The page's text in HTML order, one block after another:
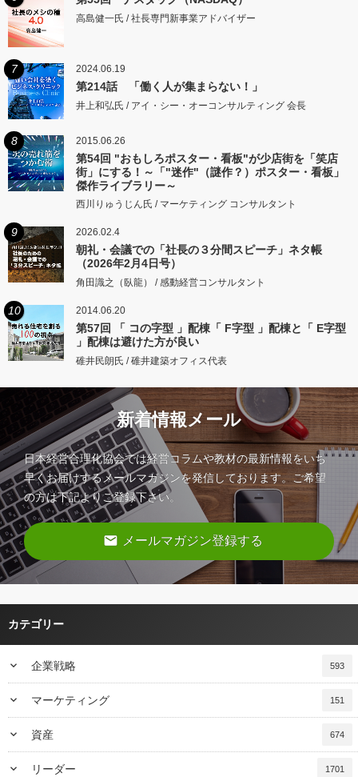
高島健一氏 / 社長専門新事業アドバイザー
7 2024.06.19
第214話 「働く人が集まらない！」
井上和弘氏 / アイ・シー・オーコンサルティング 会長
8 2015.06.26
第54回 "おもしろポスター・看板"が少店街を「笑店
街」にする！～「"迷作"（謎作？）ポスター・看板」
傑作ライブラリー～
西川りゅうじん氏 / マーケティング コンサルタント
9 2026.02.4
朝礼・会議での「社長の３分間スピーチ」ネタ帳
（2026年2月4日号）
角田識之（臥龍） / 感動経営コンサルタント
10 2014.06.20
第57回 「 コの字型 」配棟「 F字型 」配棟と「 E字型
」配棟は避けた方が良い
碓井民朗氏 / 碓井建築オフィス代表
新着情報メール
日本経営合理化協会では経営コラムや教材の最新情報をいち
早くお届けするメールマガジンを発信しております。ご希望
の方は下記よりご登録下さい。
email メールマガジン登録する
カテゴリー
keyboard_arrow_down 企業戦略 593
keyboard_arrow_down マーケティング 151
keyboard_arrow_down 資産 674
keyboard_arrow_down リーダー 1701